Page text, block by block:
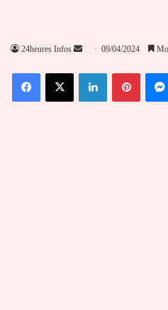
24heures Infos
Envoyer
courriel
09/04/2024
FacebookX Linkedin